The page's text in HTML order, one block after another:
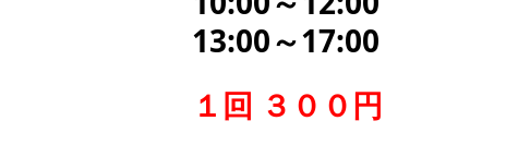
13:00～17:00
１回 ３００円